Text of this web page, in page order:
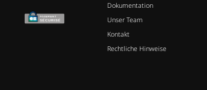
Dokumentation
Unser Team
Kontakt
Rechtliche Hinweise